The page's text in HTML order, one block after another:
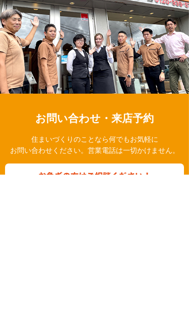
お問い合わせ・来店予約
住まいづくりのことなら何でもお気軽に
お問い合わせください。営業電話は一切かけません。
お急ぎの方はご相談ください！